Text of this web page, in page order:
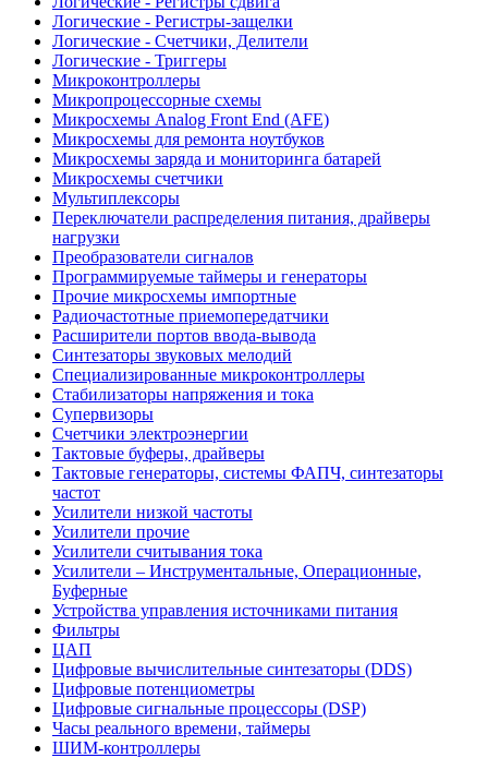
Логические - Регистры-защелки
Логические - Счетчики, Делители
Логические - Триггеры
Микроконтроллеры
Микропроцессорные схемы
Микросхемы Analog Front End (AFE)
Микросхемы для ремонта ноутбуков
Микросхемы заряда и мониторинга батарей
Микросхемы счетчики
Мультиплексоры
Переключатели распределения питания, драйверы
нагрузки
Преобразователи сигналов
Программируемые таймеры и генераторы
Прочие микросхемы импортные
Радиочастотные приемопередатчики
Расширители портов ввода-вывода
Синтезаторы звуковых мелодий
Специализированные микроконтроллеры
Стабилизаторы напряжения и тока
Супервизоры
Счетчики электроэнергии
Тактовые буферы, драйверы
Тактовые генераторы, системы ФАПЧ, синтезаторы
частот
Усилители низкой частоты
Усилители прочие
Усилители считывания тока
Усилители – Инструментальные, Операционные,
Буферные
Устройства управления источниками питания
Фильтры
ЦАП
Цифровые вычислительные синтезаторы (DDS)
Цифровые потенциометры
Цифровые сигнальные процессоры (DSP)
Часы реального времени, таймеры
ШИМ-контроллеры